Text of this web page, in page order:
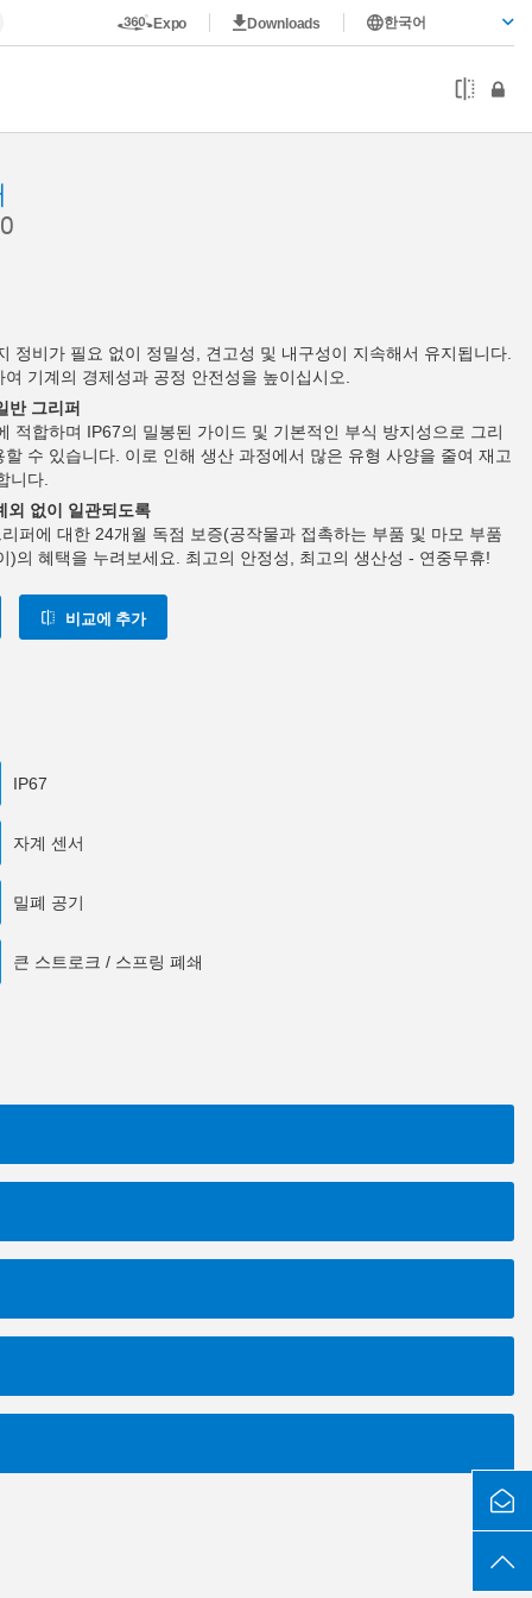
Expo Downloads 한국어
정비가 필요 없이 정밀성, 견고성 및 내구성이 지속해서 유지됩니다.
기계의 경제성과 공정 안전성을 높이십시오.
반 그리퍼
적합하며 IP67의 밀봉된 가이드 및 기본적인 부식 방지성으로 그리
수 있습니다. 이로 인해 생산 과정에서 많은 유형 사양을 줄여 재고
니다.
외 없이 일관되도록
퍼에 대한 24개월 독점 보증(공작물과 접촉하는 부품 및 마모 부품
)의 혜택을 누려보세요. 최고의 안정성, 최고의 생산성 - 연중무휴!
비교에 추가
IP67
자계 센서
밀폐 공기
큰 스트로크 / 스프링 폐쇄